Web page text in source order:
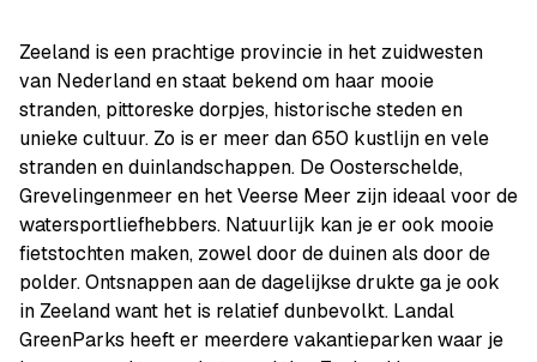
Zeeland is een prachtige provincie in het zuidwesten
van Nederland en staat bekend om haar mooie
stranden, pittoreske dorpjes, historische steden en
unieke cultuur. Zo is er meer dan 650 kustlijn en vele
stranden en duinlandschappen. De Oosterschelde,
Grevelingenmeer en het Veerse Meer zijn ideaal voor de
watersportliefhebbers. Natuurlijk kan je er ook mooie
fietstochten maken, zowel door de duinen als door de
polder. Ontsnappen aan de dagelijkse drukte ga je ook
in Zeeland want het is relatief dunbevolkt. Landal
GreenParks heeft er meerdere vakantieparken waar je